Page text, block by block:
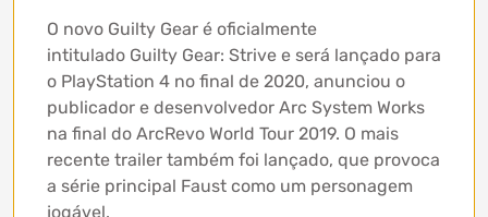
O novo Guilty Gear é oficialmente
intitulado Guilty Gear: Strive e será lançado para
o PlayStation 4 no final de 2020, anunciou o
publicador e desenvolvedor Arc System Works
na final do ArcRevo World Tour 2019. O mais
recente trailer também foi lançado, que provoca
a série principal Faust como um personagem
jogável.